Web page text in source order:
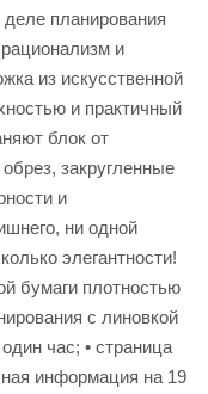
планирования
и
из искусственной
и практичный
блок от
закругленные
и
ни одной
элегантности!
бумаги плотностью
с линовкой
час; • страница
информация на 19